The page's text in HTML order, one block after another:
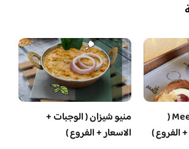
منيو ميت اب Meetup (
الفروع )
منيو شيزان ( الوجبات +
الاسعار + الفروع )